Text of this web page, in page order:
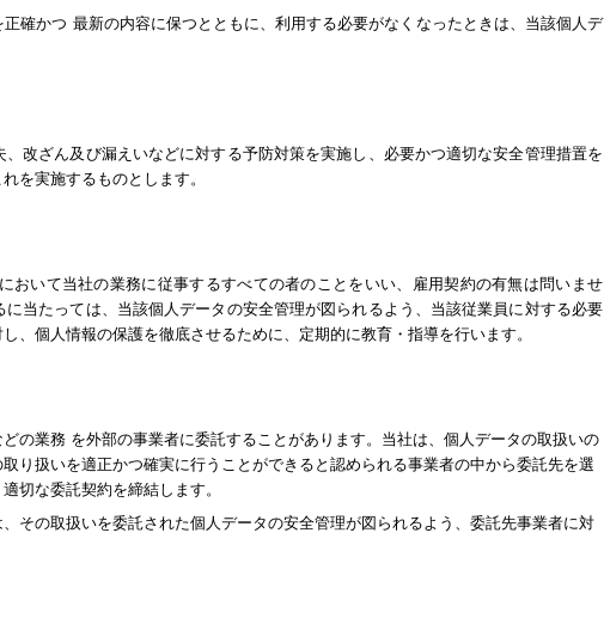
確かつ 最新の内容に保つとともに、利用する必要がなくなったときは、当該個人デ
改ざん及び漏えいなどに対する予防対策を実施し、必要かつ適切な安全管理措置を
を実施するものとします。
おいて当社の業務に従事するすべての者のことをいい、雇用契約の有無は問いませ
当たっては、当該個人データの安全管理が図られるよう、当該従業員に対する必要
、個人情報の保護を徹底させるために、定期的に教育・指導を行います。
の業務 を外部の事業者に委託することがあります。当社は、個人データの取扱いの
り扱いを適正かつ確実に行うことができると認められる事業者の中から委託先を選
切な委託契約を締結します。
その取扱いを委託された個人データの安全管理が図られるよう、委託先事業者に対